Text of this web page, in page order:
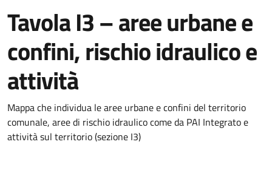
Tavola I3 – aree urbane e
confini, rischio idraulico e
attività
Dettagli del documento
Mappa che individua le aree urbane e confini del territorio
comunale, aree di rischio idraulico come da PAI Integrato e
attività sul territorio (sezione I3)